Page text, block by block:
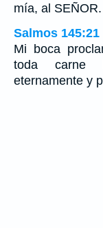
mía, al SEÑOR.
Salmos 145:21
Mi boca
toda carne
eternamente y